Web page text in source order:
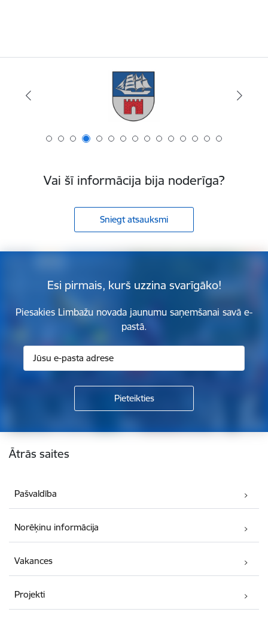
Vai šī informācija bija noderīga?
Sniegt atsauksmi
Esi pirmais, kurš uzzina svarīgāko!
Piesakies Limbažu novada jaunumu saņemšanai savā e-
pastā.
Kājene
Ātrās saites
Pašvaldība
Norēķinu informācija
Vakances
Projekti